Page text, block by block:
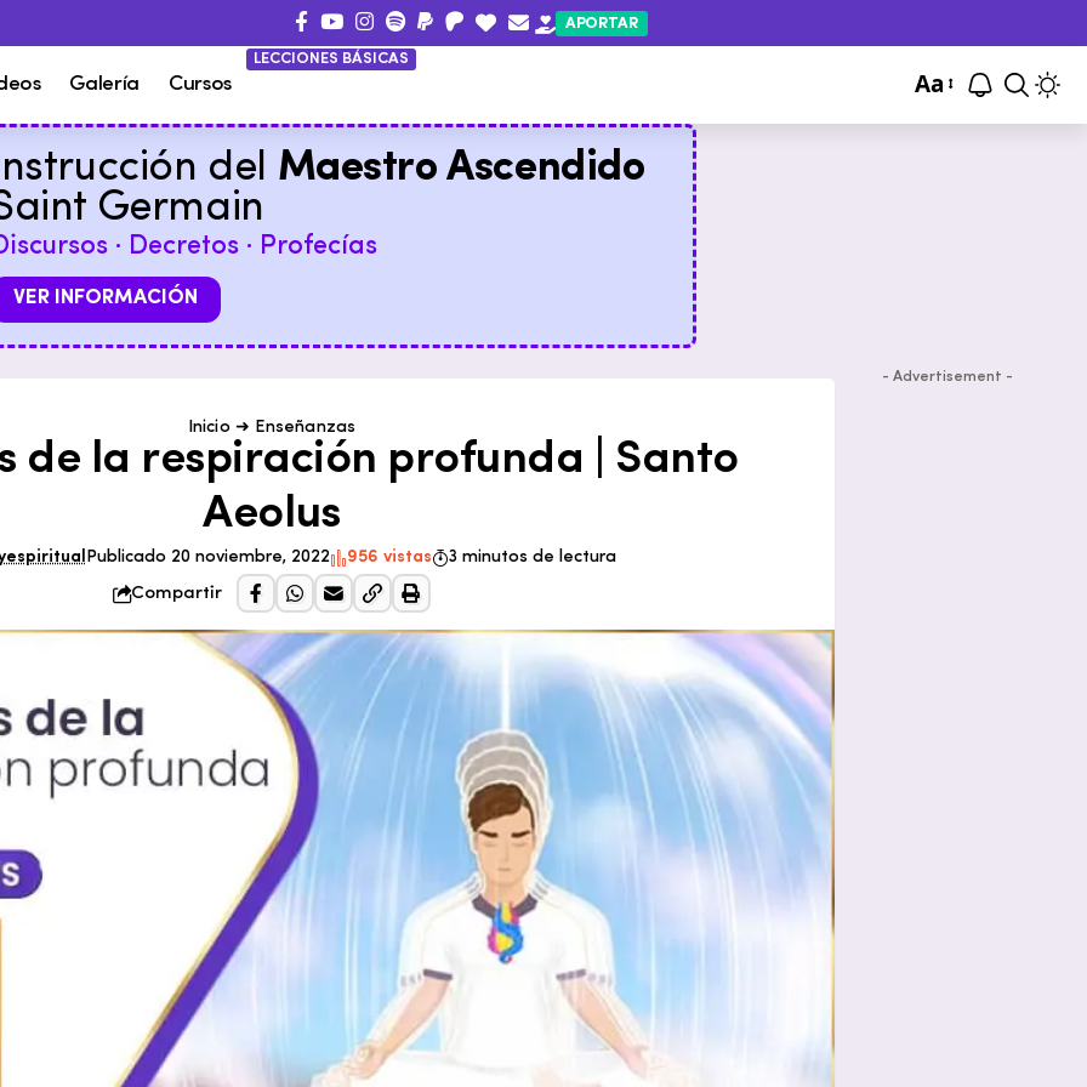
APORTAR
Galería Cursos
LECCIONES BÁSICAS
Aa
del Maestro Ascendido
Germain
· Decretos · Profecías
VER INFORMACIÓN
Inicio➜ Enseñanzas
de la respiración profunda | Santo
Aeolus
Publicado 20 noviembre, 2022 956 vistas
3 minutos de lectura
Compartir
- Advertisement -